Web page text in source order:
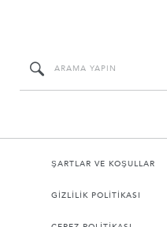
ŞARTLAR VE KOŞULLAR
GİZLİLİK POLİTİKASI